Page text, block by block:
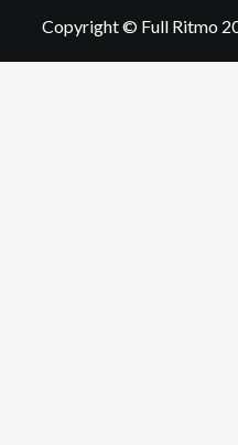
Copyright © Full Ritmo